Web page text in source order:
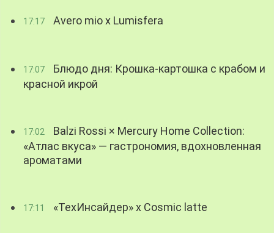
17:17 Avero mio x Lumisfera
17:07
Блюдо дня: Крошка-картошка с крабом и
красной икрой
17:02
Balzi Rossi × Mercury Home Collection:
«Атлас вкуса» — гастрономия, вдохновленная
ароматами
17:11 «ТехИнсайдер» х Cosmic latte